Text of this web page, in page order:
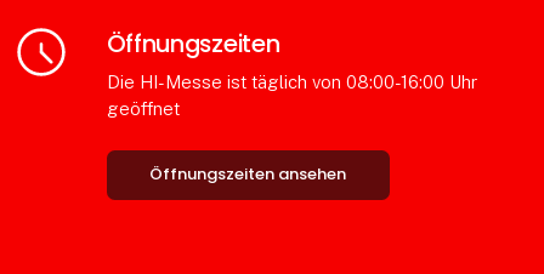
Öffnungszeiten
Die HI-Messe ist täglich von 08:00-16:00 Uhr
geöffnet
Öffnungszeiten ansehen